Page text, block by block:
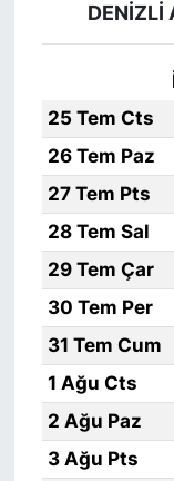
DENİZLİ
25 Tem Cts
26 Tem Paz
27 Tem Pts
28 Tem Sal
29 Tem Çar
30 Tem Per
31 Tem Cum
1 Ağu Cts
2 Ağu Paz
3 Ağu Pts